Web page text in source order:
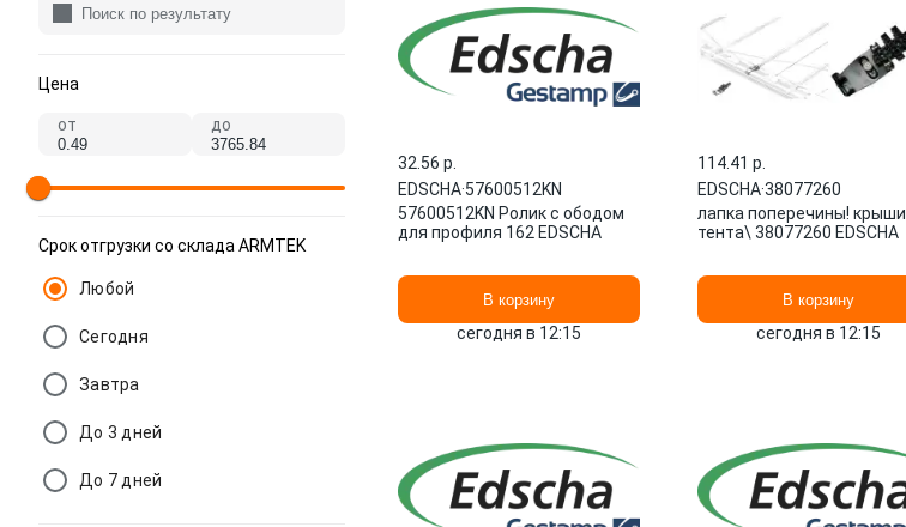
Цена
от до
Срок отгрузки со склада ARMTEK
Любой
Сегодня
Завтра
До 3 дней
До 7 дней
32.56 p.
EDSCHA·57600512KN
57600512KN Ролик с ободом
для профиля 162 EDSCHA
В корзину
сегодня в 12:15
114.41 p.
EDSCHA·38077260
лапка поперечины! крыши
тента\ 38077260 EDSCHA
В корзину
сегодня в 12:15